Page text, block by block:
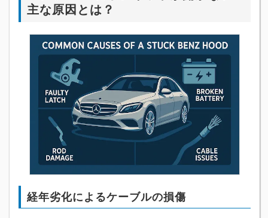
主な原因とは？
経年劣化によるケーブルの損傷